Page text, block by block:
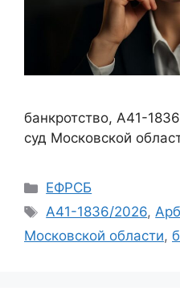
банкротство, А41-
суд Московской
Рубрики
ЕФРСБ
Метки
А41-1836/2026,
Московской области,